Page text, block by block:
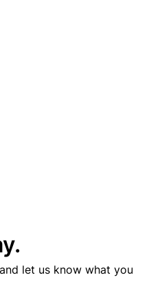
let us know what you